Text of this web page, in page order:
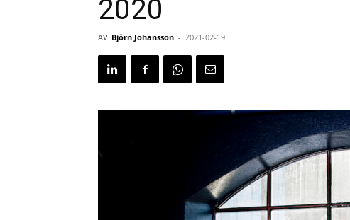
2020
AV Björn Johansson - 2021-02-19